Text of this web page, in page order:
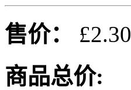
售价：
£2.30
商品总价: